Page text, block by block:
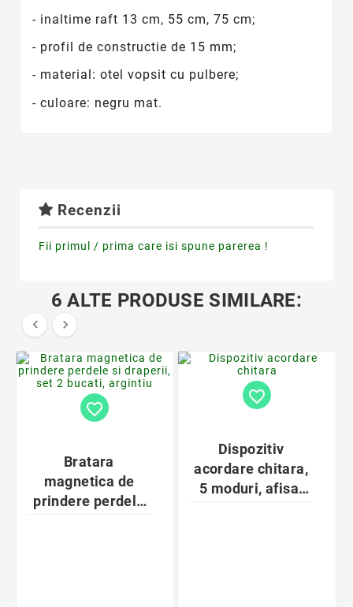
- inaltime raft 13 cm, 55 cm, 75 cm;
- profil de constructie de 15 mm;
- material: otel vopsit cu pulbere;
- culoare: negru mat.
Recenzii
Fii primul / prima care isi spune parerea !
6 ALTE PRODUSE SIMILARE:
 
favorite_border
Bratara
magnetica de
prindere perdele
favorite_border
Dispozitiv
acordare chitara,
5 moduri, afisaj